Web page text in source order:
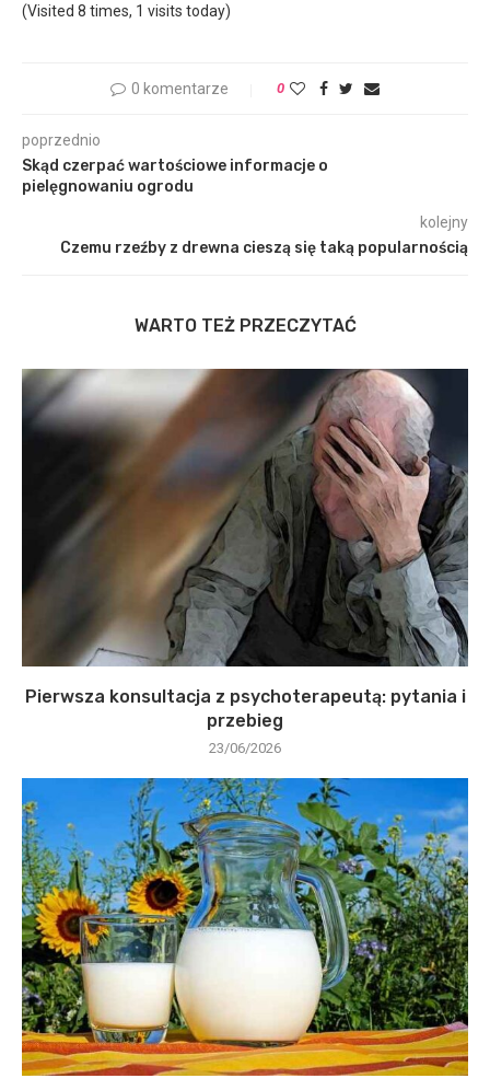
(Visited 8 times, 1 visits today)
0 komentarze 0
poprzednio
Skąd czerpać wartościowe informacje o
pielęgnowaniu ogrodu
kolejny
Czemu rzeźby z drewna cieszą się taką popularnością
WARTO TEŻ PRZECZYTAĆ
Pierwsza konsultacja z psychoterapeutą: pytania i
przebieg
23/06/2026